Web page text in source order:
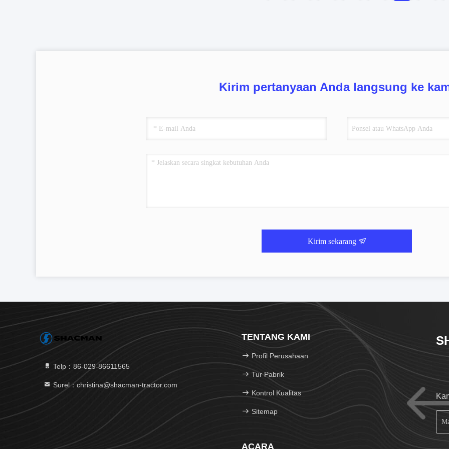
Kirim pertanyaan Anda langsung ke
Kirim sekarang
Telp：86-029-86611565
Surel：christina@shacman-tractor.com
TENTANG KAMI
Profil Perusahaan
Tur Pabrik
Kontrol Kualitas
Sitemap
ACARA